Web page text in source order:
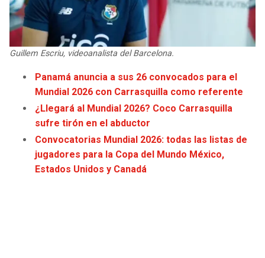
TEXANS
COLTS
JAGUARS
TITANS
COWBOYS
GIANTS
HEAT
MAGIC
WIZARDS
WARRIORS
CLIPPERS
LAKERS
Guillem Escriu, videoanalista del Barcelona.
Panamá anuncia a sus 26 convocados para el
Mundial 2026 con Carrasquilla como referente
¿Llegará al Mundial 2026? Coco Carrasquilla
sufre tirón en el abductor
Convocatorias Mundial 2026: todas las listas de
jugadores para la Copa del Mundo México,
Estados Unidos y Canadá